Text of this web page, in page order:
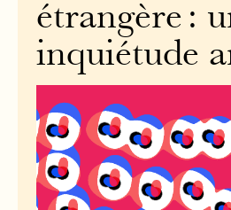
étrangère :
inquiétude